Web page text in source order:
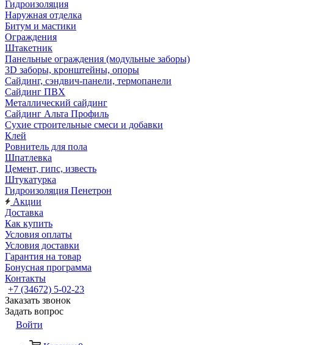
Гидроизоляция
Наружная отделка
Битум и мастики
Ограждения
Штакетник
Панельные ограждения (модульные заборы)
3D заборы, кронштейны, опоры
Cайдинг, сэндвич-панели, термопанели
Сайдинг ПВХ
Металлический сайдинг
Сайдинг Альта Профиль
Сухие строительные смеси и добавки
Клей
Ровнитель для пола
Шпатлевка
Цемент, гипс, известь
Штукатурка
Гидроизоляция Пенетрон
Акции
Доставка
Как купить
Условия оплаты
Условия доставки
Гарантия на товар
Бонусная программа
Контакты
+7 (34672) 5-02-23
Заказать звонок
Задать вопрос
Войти